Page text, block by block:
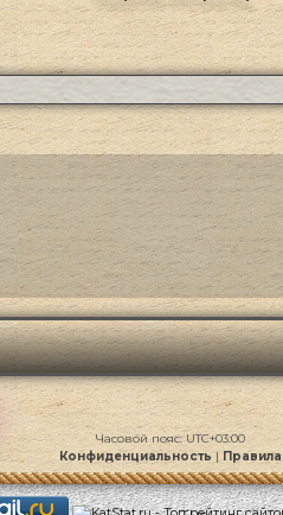
поиск
Часовой пояс:UTC+03:00
Конфиденциальность |Правила